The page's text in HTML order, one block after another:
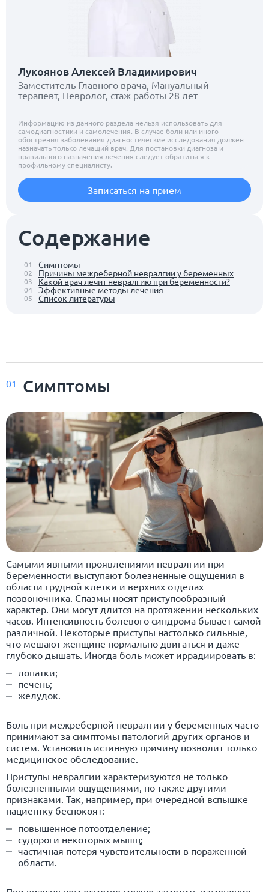
Содержание
01 Симптомы
02 Причины межреберной невралгии у беременных
03 Какой врач лечит невралгию при беременности?
04 Эффективные методы лечения
05 Список литературы
Лукоянов Алексей Владимирович
Заместитель Главного врача, Мануальный
терапевт, Невролог, стаж работы 28 лет
Информацию из данного раздела нельзя использовать для
самодиагностики и самолечения. В случае боли или иного
обострения заболевания диагностические исследования должен
назначать только лечащий врач. Для постановки диагноза и
правильного назначения лечения следует обратиться к
профильному специалисту.
Записаться на прием
01 Симптомы
Самыми явными проявлениями невралгии при
беременности выступают болезненные ощущения в
области грудной клетки и верхних отделах
позвоночника. Спазмы носят приступообразный
характер. Они могут длится на протяжении нескольких
часов. Интенсивность болевого синдрома бывает самой
различной. Некоторые приступы настолько сильные,
что мешают женщине нормально двигаться и даже
глубоко дышать. Иногда боль может иррадиировать в:
лопатки;
печень;
желудок.
Боль при межреберной невралгии у беременных часто
принимают за симптомы патологий других органов и
систем. Установить истинную причину позволит только
медицинское обследование.
Приступы невралгии характеризуются не только
болезненными ощущениями, но также другими
признаками. Так, например, при очередной вспышке
пациентку беспокоят:
повышенное потоотделение;
судороги некоторых мышц;
частичная потеря чувствительности в пораженной
области.